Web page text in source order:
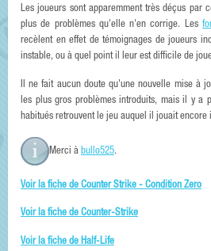
Les joueurs sont apparemment très déçus par
plus de problèmes qu'elle n'en corrige. Les
recèlent en effet de témoignages de joueurs
instable, ou à quel point il leur est difficile de
Il ne fait aucun doute qu'une nouvelle mise à
les plus gros problèmes introduits, mais il y a
habitués retrouvent le jeu auquel il jouait encore
Merci à bullo525.
Voir la fiche de Counter Strike - Condition Zero
Voir la fiche de Counter-Strike
Voir la fiche de Half-Life